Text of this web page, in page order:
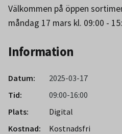
Välkommen på öppen
måndag 17 mars kl. 09:00 -
Information
Datum:
2025-03-17
Tid:
09:00-16:00
Plats:
Digital
Kostnad:
Kostnadsfri